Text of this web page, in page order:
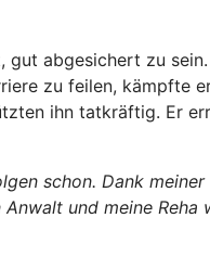
gut abgesichert zu
zu feilen, kämpfte
ihn tatkräftig. Er
schon. Dank
und meine